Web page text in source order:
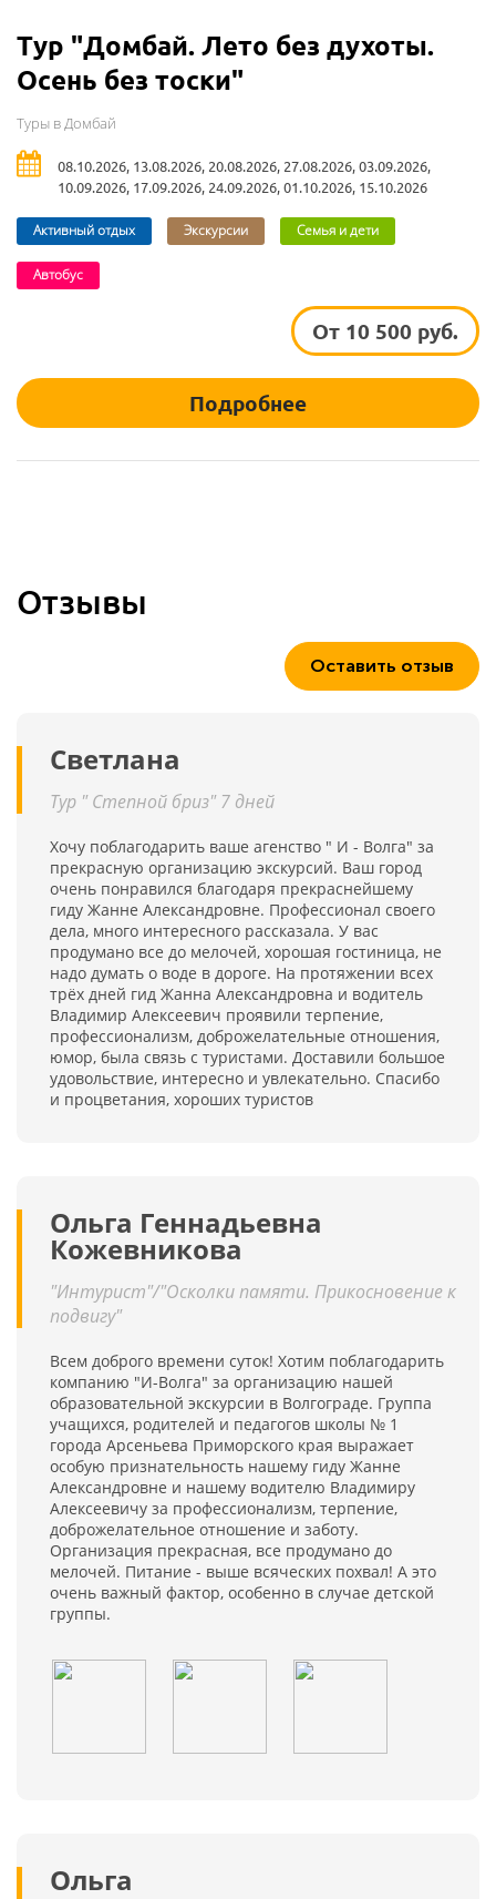
Тур "Домбай. Лето без духоты.
Осень без тоски"
Туры в Домбай
08.10.2026, 13.08.2026, 20.08.2026, 27.08.2026, 03.09.2026,
10.09.2026, 17.09.2026, 24.09.2026, 01.10.2026, 15.10.2026
Активный отдых Экскурсии Семья и дети
Автобус
От 10 500 руб.
Подробнее
Отзывы
Оставить отзыв
Светлана
Тур " Степной бриз" 7 дней
Хочу поблагодарить ваше агенство " И - Волга" за
прекрасную организацию экскурсий. Ваш город
очень понравился благодаря прекраснейшему
гиду Жанне Александровне. Профессионал своего
дела, много интересного рассказала. У вас
продумано все до мелочей, хорошая гостиница, не
надо думать о воде в дороге. На протяжении всех
трёх дней гид Жанна Александровна и водитель
Владимир Алексеевич проявили терпение,
профессионализм, доброжелательные отношения,
юмор, была связь с туристами. Доставили большое
удовольствие, интересно и увлекательно. Спасибо
и процветания, хороших туристов
Ольга Геннадьевна
Кожевникова
"Интурист"/"Осколки памяти. Прикосновение к
подвигу"
Всем доброго времени суток! Хотим поблагодарить
компанию "И-Волга" за организацию нашей
образовательной экскурсии в Волгограде. Группа
учащихся, родителей и педагогов школы № 1
города Арсеньева Приморского края выражает
особую признательность нашему гиду Жанне
Александровне и нашему водителю Владимиру
Алексеевичу за профессионализм, терпение,
доброжелательное отношение и заботу.
Организация прекрасная, все продумано до
мелочей. Питание - выше всяческих похвал! А это
очень важный фактор, особенно в случае детской
группы.
Ольга